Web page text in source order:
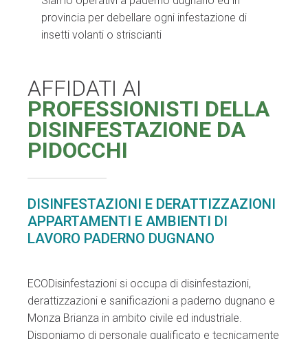
provincia per debellare ogni infestazione di
insetti volanti o striscianti
AFFIDATI AI
PROFESSIONISTI DELLA
DISINFESTAZIONE DA
PIDOCCHI
DISINFESTAZIONI E DERATTIZZAZIONI
APPARTAMENTI E AMBIENTI DI
LAVORO PADERNO DUGNANO
ECODisinfestazioni si occupa di disinfestazioni,
derattizzazioni e sanificazioni a paderno dugnano e
Monza Brianza in ambito civile ed industriale.
Disponiamo di personale qualificato e tecnicamente